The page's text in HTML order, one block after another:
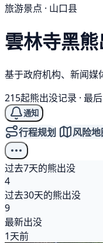
旅游景点 · 山口县
雲林寺黑熊
基于政府机构、新闻媒
215起熊出没记录 · 最
通知
行程规划 风险
过去7天的熊出没
4
过去30天的熊出没
9
最新出没
1天前